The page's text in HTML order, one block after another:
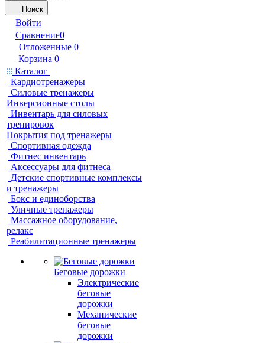
Поиск
Войти
Сравнение0
Отложенные 0
Корзина 0
Каталог
Кардиотренажеры
Силовые тренажеры
Инверсионные столы
Инвентарь для силовых
тренировок
Покрытия под тренажеры
Спортивная одежда
Фитнес инвентарь
Аксессуары для фитнеса
Детские спортивные комплексы
и тренажеры
Бокс и единоборства
Уличные тренажеры
Массажное оборудование,
релакс
Реабилитационные тренажеры
Беговые дорожки
Электрические
беговые
дорожки
Механические
беговые
дорожки